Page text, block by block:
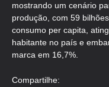
mostrando um cenário
produção, com 59
consumo per capita,
habitante no país e
marca em 16,7%.
Compartilhe: